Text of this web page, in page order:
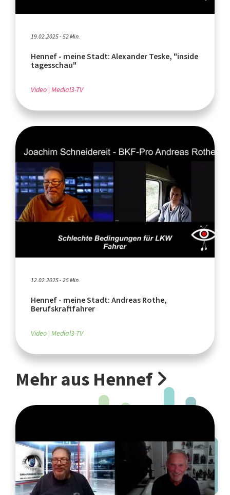
19.02.2025 - 52 Min.
Hennef - meine Stadt: Alexander Teske, "inside
tagesschau"
Video Medial3-TV
12.02.2025 - 25 Min.
Hennef - meine Stadt: Andreas Rothe,
Berufskraftfahrer
Video Medial3-TV
Mehr aus Hennef